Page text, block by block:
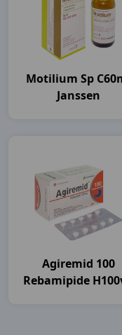
Motilium Sp
Janssen
Agiremid 100
Rebamipide